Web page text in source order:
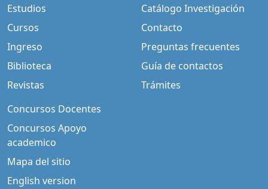
Estudios
Cursos
Ingreso
Biblioteca
Revistas
Catálogo Investigación
Contacto
Preguntas frecuentes
Guía de contactos
Trámites
Concursos Docentes
Concursos Apoyo
academico
Mapa del sitio
English version